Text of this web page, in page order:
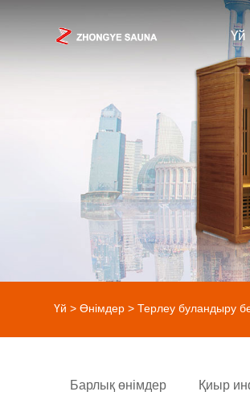
Үй
Үй > Өнімдер >Терлеу буландыру
Барлық өнімдер Қиыр